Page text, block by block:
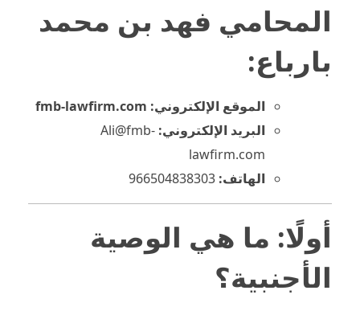
المحامي فهد بن محمد
بارباع:
الموقع الإلكتروني: fmb-lawfirm.com
البريد الإلكتروني:Ali@fmb-
lawfirm.com
الهاتف: 966504838303
أولًا: ما هي الوصية
الأجنبية؟